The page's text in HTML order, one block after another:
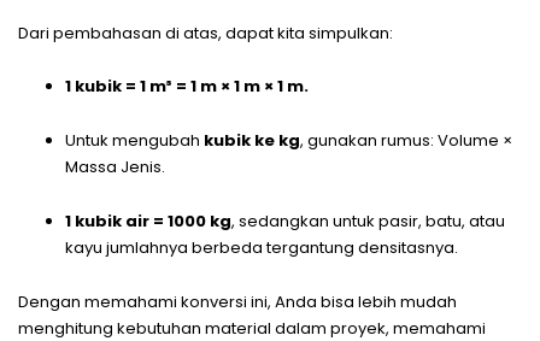
Dari pembahasan di atas, dapat kita simpulkan:
1 kubik = 1 m³ = 1 m × 1 m × 1 m.
Untuk mengubah kubik ke kg, gunakan rumus: Volume ×
Massa Jenis.
1 kubik air = 1000 kg, sedangkan untuk pasir, batu, atau
kayu jumlahnya berbeda tergantung densitasnya.
Dengan memahami konversi ini, Anda bisa lebih mudah
menghitung kebutuhan material dalam proyek, memahami